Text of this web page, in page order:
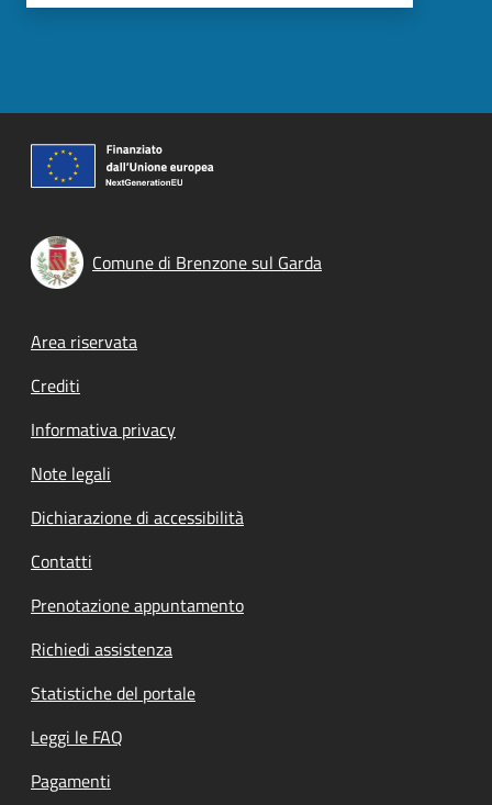
Comune di Brenzone sul Garda
Footer menu
Area riservata
Crediti
Informativa privacy
Note legali
Dichiarazione di accessibilità
Contatti
Prenotazione appuntamento
Richiedi assistenza
Statistiche del portale
Leggi le FAQ
Pagamenti